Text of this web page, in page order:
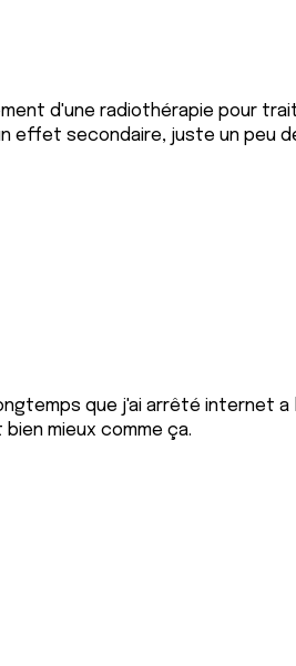
d'une radiothérapie pour
effet secondaire, juste un peu
que j'ai arrêté internet
mieux comme ça.